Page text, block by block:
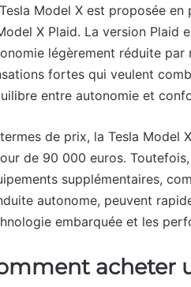
Model X est proposée
X Plaid. La version Plaid
légèrement réduite par
fortes qui veulent
entre autonomie et
de prix, la Tesla Model
de 90 000 euros.
supplémentaires,
autonome, peuvent
embarquée et les
acheter